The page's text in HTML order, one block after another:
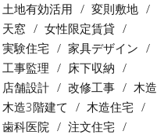
土地有効活用
変則敷地
天窓
女性限定賃貸
実験住宅
家具デザイン
工事監理
床下収納
店舗設計
改修工事
木造
木造3階建て
木造住宅
歯科医院
注文住宅